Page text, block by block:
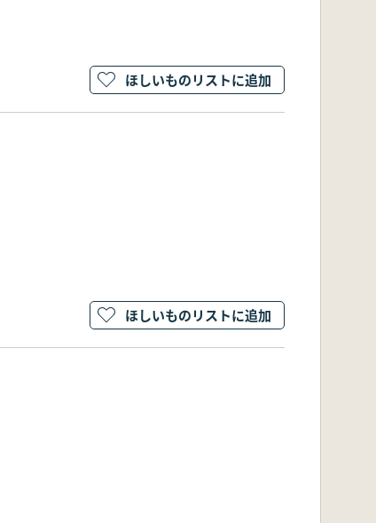
ほしいものリストに追加
ほしいものリストに追加